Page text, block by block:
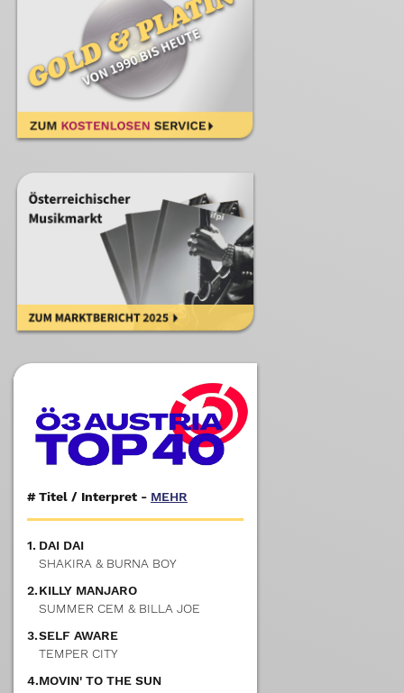
#Titel / Interpret - MEHR
1. DAI DAI
SHAKIRA & BURNA BOY
2.KILLY MANJARO
SUMMER CEM & BILLA JOE
3.SELF AWARE
TEMPER CITY
4.MOVIN' TO THE SUN